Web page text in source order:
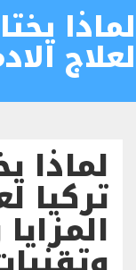
لماذا
لعلاج
لماذا
تركيا